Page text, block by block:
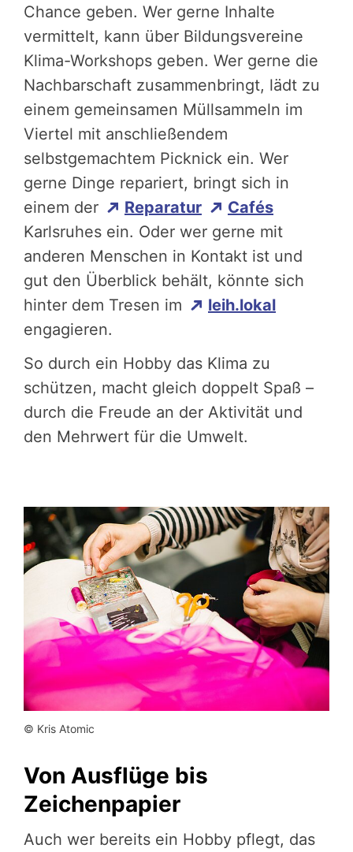
Chance geben. Wer gerne Inhalte
vermittelt, kann über Bildungsvereine
Klima-Workshops geben. Wer gerne die
Nachbarschaft zusammenbringt, lädt zu
einem gemeinsamen Müllsammeln im
Viertel mit anschließendem
selbstgemachtem Picknick ein. Wer
gerne Dinge repariert, bringt sich in
einem der
Reparatur
Cafés
Karlsruhes ein. Oder wer gerne mit
anderen Menschen in Kontakt ist und
gut den Überblick behält, könnte sich
hinter dem Tresen im
leih.lokal
engagieren.
So durch ein Hobby das Klima zu
schützen, macht gleich doppelt Spaß –
durch die Freude an der Aktivität und
den Mehrwert für die Umwelt.
© Kris Atomic
Von Ausflüge bis
Zeichenpapier
Auch wer bereits ein Hobby pflegt, das